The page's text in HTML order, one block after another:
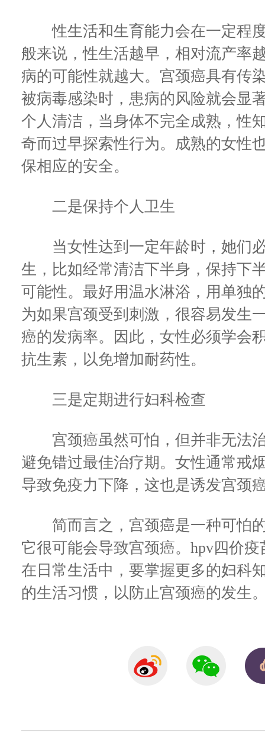
性生活和生育能力会在一定程度
般来说，性生活越早，相对流产率
病的可能性就越大。宫颈癌具有传
被病毒感染时，患病的风险就会显
个人清洁，当身体不完全成熟，性
奇而过早探索性行为。成熟的女性
保相应的安全。
二是保持个人卫生
当女性达到一定年龄时，她们必
生，比如经常清洁下半身，保持下
可能性。最好用温水淋浴，用单独
为如果宫颈受到刺激，很容易发生
癌的发病率。因此，女性必须学会
抗生素，以免增加耐药性。
三是定期进行妇科检查
宫颈癌虽然可怕，但并非无法治
避免错过最佳治疗期。女性通常戒
导致免疫力下降，这也是诱发宫颈
简而言之，宫颈癌是一种可怕的
它很可能会导致宫颈癌。hpv四价
在日常生活中，要掌握更多的妇科
的生活习惯，以防止宫颈癌的发生